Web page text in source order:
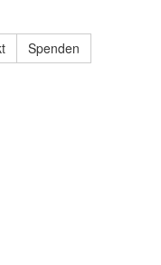
Spenden